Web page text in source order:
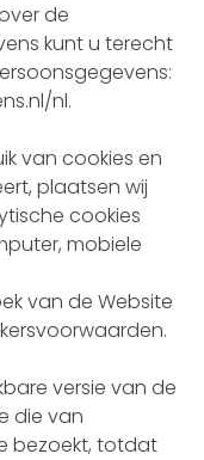
de
kunt u terecht
nl.
van cookies en
plaatsen wij
cookies
mobiele
van de Website
versie van de
die van
bezoekt, totdat